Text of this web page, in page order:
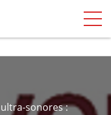
sonores :